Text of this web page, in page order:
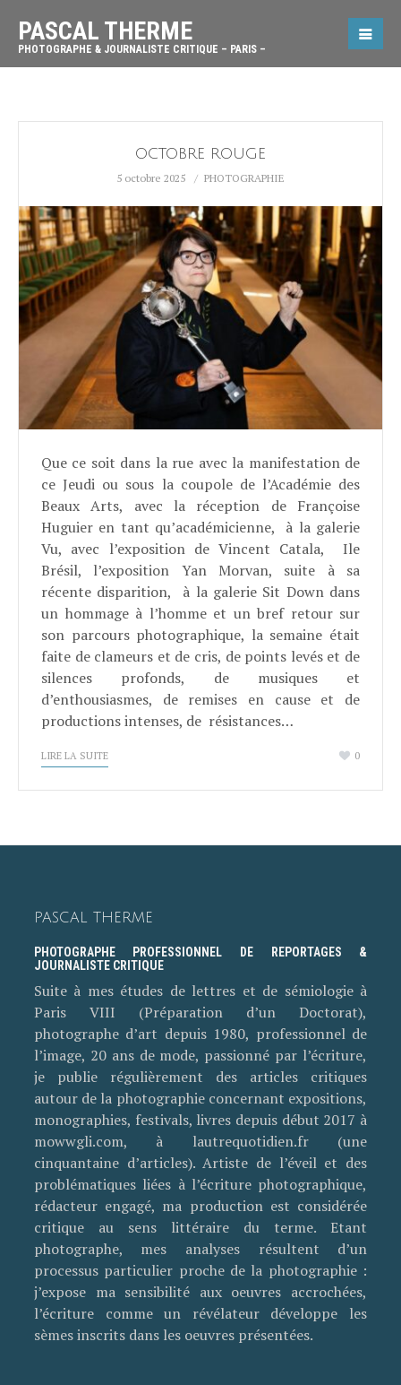
PASCAL THERME
PHOTOGRAPHE & JOURNALISTE CRITIQUE – PARIS –
OCTOBRE ROUGE
5 octobre 2025 PHOTOGRAPHIE
Que ce soit dans la rue avec la manifestation de
ce Jeudi ou sous la coupole de l’Académie des
Beaux Arts, avec la réception de Françoise
Huguier en tant qu’académicienne, à la galerie
Vu, avec l’exposition de Vincent Catala, Ile
Brésil, l’exposition Yan Morvan, suite à sa
récente disparition, à la galerie Sit Down dans
un hommage à l’homme et un bref retour sur
son parcours photographique, la semaine était
faite de clameurs et de cris, de points levés et de
silences profonds, de musiques et
d’enthousiasmes, de remises en cause et de
productions intenses, de résistances…
LIRE LA SUITE 0
PASCAL THERME
PHOTOGRAPHE PROFESSIONNEL DE REPORTAGES &
JOURNALISTE CRITIQUE
Suite à mes études de lettres et de sémiologie à
Paris VIII (Préparation d’un Doctorat),
photographe d’art depuis 1980, professionnel de
l’image, 20 ans de mode, passionné par l’écriture,
je publie régulièrement des articles critiques
autour de la photographie concernant expositions,
monographies, festivals, livres depuis début 2017 à
mowwgli.com, à lautrequotidien.fr (une
cinquantaine d’articles). Artiste de l’éveil et des
problématiques liées à l’écriture photographique,
rédacteur engagé, ma production est considérée
critique au sens littéraire du terme. Etant
photographe, mes analyses résultent d’un
processus particulier proche de la photographie :
j’expose ma sensibilité aux oeuvres accrochées,
l’écriture comme un révélateur développe les
sèmes inscrits dans les oeuvres présentées.